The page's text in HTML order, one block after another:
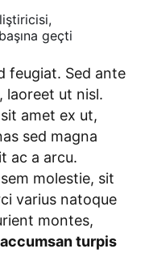
feugiat. Sed ante
laoreet ut nisl.
amet ex ut,
sed magna
ac a arcu.
molestie, sit
varius natoque
montes,
turpis